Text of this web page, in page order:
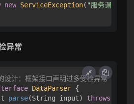
new ServiceException( "服务调用失
异常
计：框架接口声明过多受检异常
DataParser {
parse(String input) throws